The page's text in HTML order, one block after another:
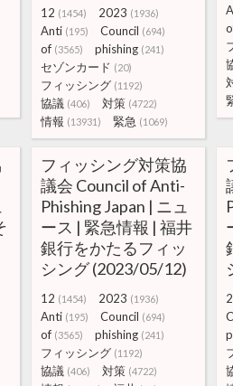
12 (1454) 2023 (1936)
Anti (195) Council (694)
of (3565) phishing (241)
セゾンカード (20)
フィッシング (1192)
協議 (406) 対策 (4722)
情報 (13931) 緊急 (1069)
フィッシング対策協
議会 Council of Anti-
Phishing Japan | ニュ
ース | 緊急情報 | 福井
銀行をかたるフィッ
シング (2023/05/12)
12 (1454) 2023 (1936)
Anti (195) Council (694)
of (3565) phishing (241)
フィッシング (1192)
協議 (406) 対策 (4722)